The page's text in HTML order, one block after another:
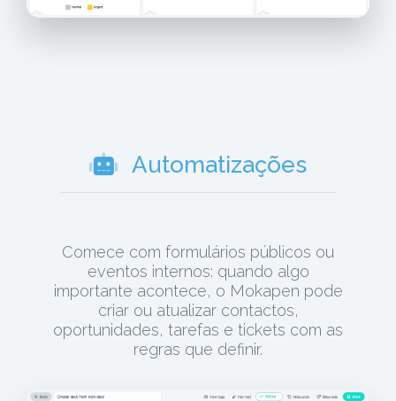
Automatizações
Comece com formulários públicos ou
eventos internos: quando algo
importante acontece, o Mokapen pode
criar ou atualizar contactos,
oportunidades, tarefas e tickets com as
regras que definir.